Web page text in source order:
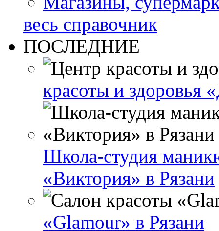
весь справочник
ПОСЛЕДНИЕ
красоты и здоровья
Школа-студия
«Виктория» в Рязани
«Glamour» в Рязани